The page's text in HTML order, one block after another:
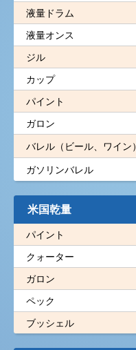
液量ドラム
液量オンス
ジル
カップ
パイント
ガロン
バレル（ビール、ワイン）
ガソリンバレル
米国乾量
パイント
クォーター
ガロン
ペック
ブッシェル